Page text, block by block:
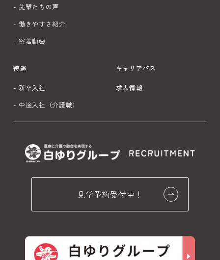
- 先輩たちの声
- 働きやすさ紹介
- 密着動画
待遇
- 新卒入社
- 中途入社（介護職）
キャリアパス
求人情報
見学予約受付中！